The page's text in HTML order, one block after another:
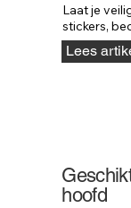
Laat je
stickers,
Lees
hoofd